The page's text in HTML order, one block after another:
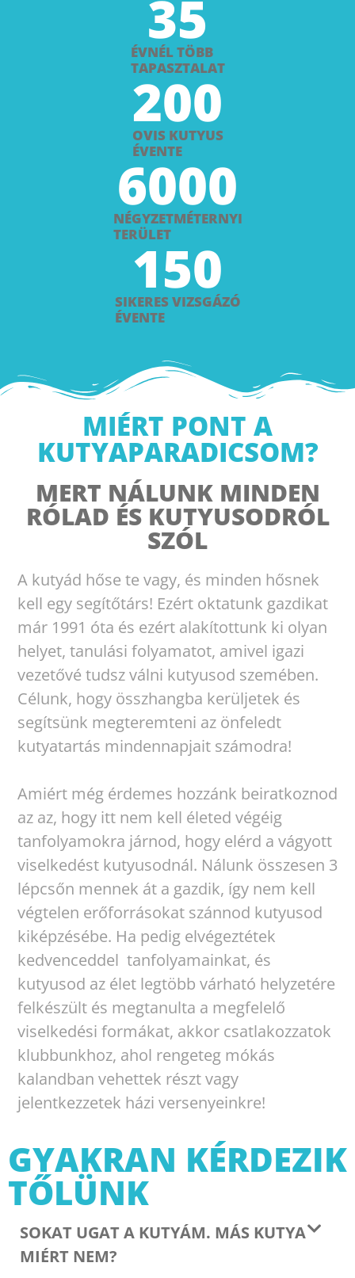
ÉVNÉL TÖBB
TAPASZTALAT
35
OVIS KUTYUS
ÉVENTE
200
NÉGYZETMÉTERNYI
TERÜLET
6000
SIKERES VIZSGÁZÓ
ÉVENTE
150
MIÉRT PONT A
KUTYAPARADICSOM?
MERT NÁLUNK MINDEN
RÓLAD ÉS KUTYUSODRÓL
SZÓL
A kutyád hőse te vagy, és minden hősnek
kell egy segítőtárs! Ezért oktatunk gazdikat
már 1991 óta és ezért alakítottunk ki olyan
helyet, tanulási folyamatot, amivel igazi
vezetővé tudsz válni kutyusod szemében.
Célunk, hogy összhangba kerüljetek és
segítsünk megteremteni az önfeledt
kutyatartás mindennapjait számodra!
Amiért még érdemes hozzánk beiratkoznod
az az, hogy itt nem kell életed végéig
tanfolyamokra járnod, hogy elérd a vágyott
viselkedést kutyusodnál. Nálunk összesen 3
lépcsőn mennek át a gazdik, így nem kell
végtelen erőforrásokat szánnod kutyusod
kiképzésébe. Ha pedig elvégeztétek
kedvenceddel tanfolyamainkat, és
kutyusod az élet legtöbb várható helyzetére
felkészült és megtanulta a megfelelő
viselkedési formákat, akkor csatlakozzatok
klubbunkhoz, ahol rengeteg mókás
kalandban vehettek részt vagy
jelentkezzetek házi versenyeinkre!
GYAKRAN KÉRDEZIK
TŐLÜNK
SOKAT UGAT A KUTYÁM. MÁS KUTYA
MIÉRT NEM?